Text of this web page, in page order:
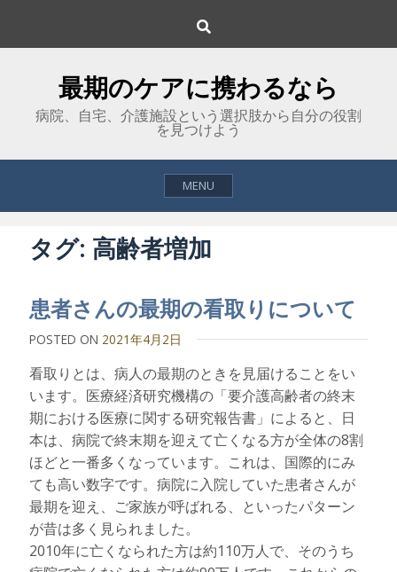
content
最期のケアに携わるなら
病院、自宅、介護施設という選択肢から自分の役割
を見つけよう
MENU
タグ: 高齢者増加
患者さんの最期の看取りについて
POSTED ON 2021年4月2日
看取りとは、病人の最期のときを見届けることをい
います。医療経済研究機構の「要介護高齢者の終末
期における医療に関する研究報告書」によると、日
本は、病院で終末期を迎えて亡くなる方が全体の8割
ほどと一番多くなっています。これは、国際的にみ
ても高い数字です。病院に入院していた患者さんが
最期を迎え、ご家族が呼ばれる、といったパターン
が昔は多く見られました。
2010年に亡くなられた方は約110万人で、そのうち